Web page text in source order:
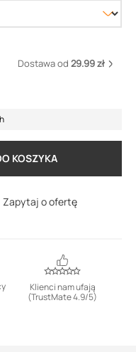
Dostawa od 29.99 zł
KOSZYKA
Zapytaj o ofertę
Klienci nam ufają
(TrustMate 4.9/5)